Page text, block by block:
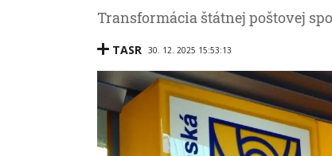
Transformácia štátnej poštovej
TASR 30. 12. 2025 15:53:13